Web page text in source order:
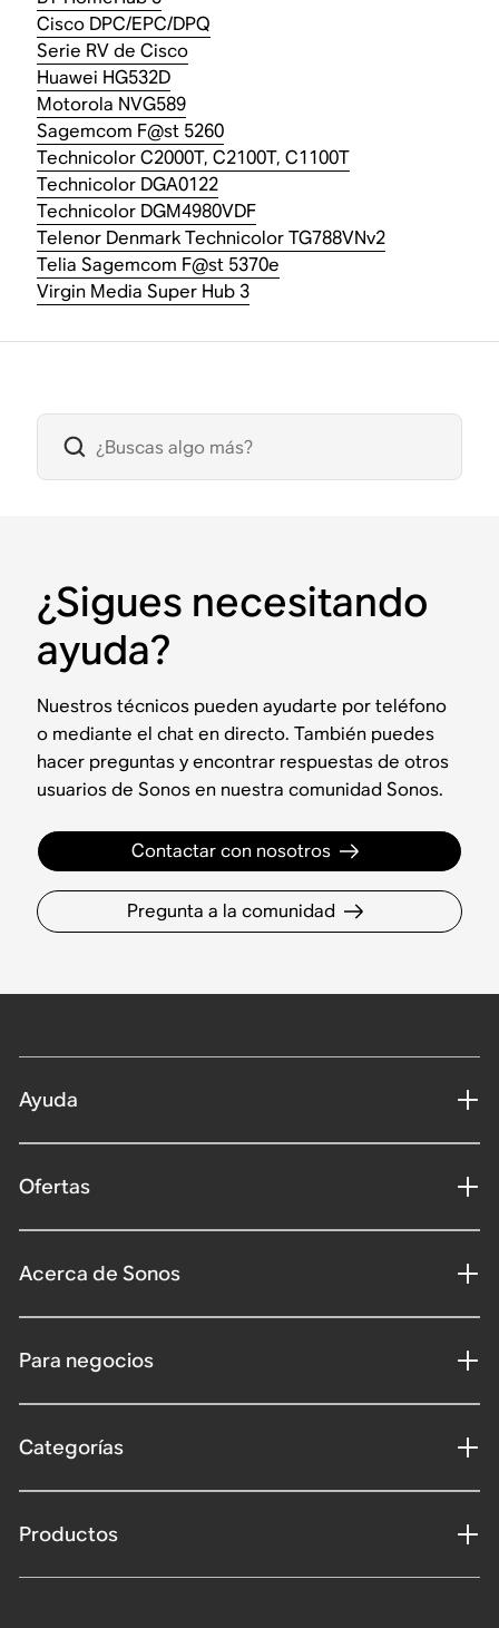
Cisco DPC/EPC/DPQ
Serie RV de Cisco
Huawei HG532D
Motorola NVG589
Sagemcom F@st 5260
Technicolor C2000T, C2100T, C1100T
Technicolor DGA0122
Technicolor DGM4980VDF
Telenor Denmark Technicolor TG788VNv2
Telia Sagemcom F@st 5370e
Virgin Media Super Hub 3
¿Sigues necesitando
ayuda?
Nuestros técnicos pueden ayudarte por teléfono
o mediante el chat en directo. También puedes
hacer preguntas y encontrar respuestas de otros
usuarios de Sonos en nuestra comunidad Sonos.
Contactar con nosotros
Pregunta a la comunidad
Ayuda
Ofertas
Acerca de Sonos
Para negocios
Categorías
Productos